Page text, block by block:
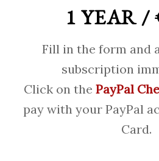
1 YEAR /
Fill in the form and
subscription
Click on the PayPal
pay with your PayPal
Card.